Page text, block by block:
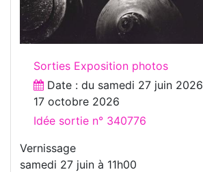
Sorties Exposition photos
Date : du samedi 27 juin 2026
17 octobre 2026
Idée sortie n° 340776
Vernissage
samedi 27 juin à 11h00